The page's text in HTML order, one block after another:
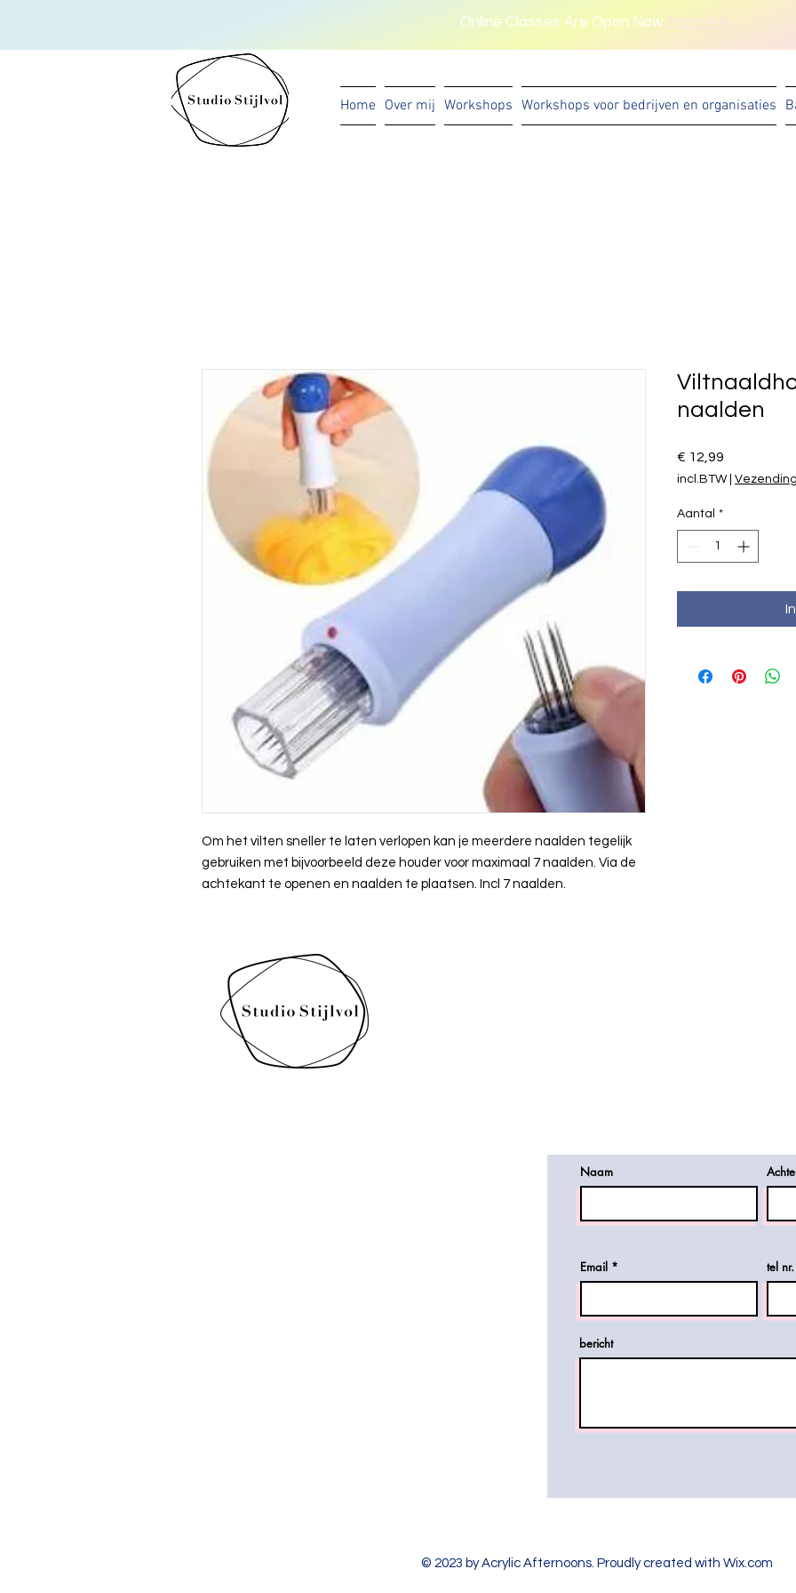
Online Classes Are Open Now More Info
Home Over mij Workshops Workshops voor bedrijven en organisaties
Om het vilten sneller te laten verlopen kan je meerdere naalden tegelijk
gebruiken met bijvoorbeeld deze houder voor maximaal 7 naalden. Via de
achtekant te openen en naalden te plaatsen. Incl 7 naalden.
naalden
€ 12,99
incl.BTW Vezending
Aantal *
Naam
Email tel nr.
bericht
© 2023 by Acrylic Afternoons. Proudly created with Wix.com